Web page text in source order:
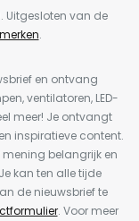
Uitgesloten van de
.
en ontvang
ventilatoren, LED-
meer! Je ontvangt
inspiratieve content.
belangrijk en
kan ten alle tijde
de nieuwsbrief te
. Voor meer